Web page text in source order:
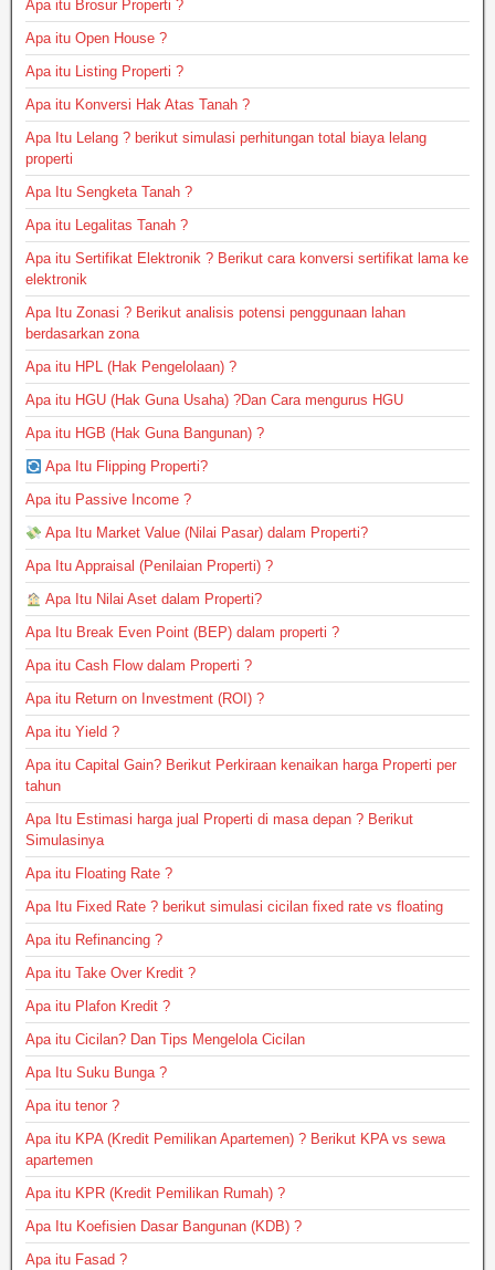
Apa itu Brosur Properti ?
Apa itu Open House ?
Apa itu Listing Properti ?
Apa itu Konversi Hak Atas Tanah ?
Apa Itu Lelang ? berikut simulasi perhitungan total biaya lelang
properti
Apa Itu Sengketa Tanah ?
Apa itu Legalitas Tanah ?
Apa itu Sertifikat Elektronik ? Berikut cara konversi sertifikat lama ke
elektronik
Apa Itu Zonasi ? Berikut analisis potensi penggunaan lahan
berdasarkan zona
Apa itu HPL (Hak Pengelolaan) ?
Apa itu HGU (Hak Guna Usaha) ?Dan Cara mengurus HGU
Apa itu HGB (Hak Guna Bangunan) ?
Apa Itu Flipping Properti?
Apa itu Passive Income ?
Apa Itu Market Value (Nilai Pasar) dalam Properti?
Apa Itu Appraisal (Penilaian Properti) ?
Apa Itu Nilai Aset dalam Properti?
Apa Itu Break Even Point (BEP) dalam properti ?
Apa itu Cash Flow dalam Properti ?
Apa itu Return on Investment (ROI) ?
Apa itu Yield ?
Apa itu Capital Gain? Berikut Perkiraan kenaikan harga Properti per
tahun
Apa Itu Estimasi harga jual Properti di masa depan ? Berikut
Simulasinya
Apa itu Floating Rate ?
Apa Itu Fixed Rate ? berikut simulasi cicilan fixed rate vs floating
Apa itu Refinancing ?
Apa itu Take Over Kredit ?
Apa itu Plafon Kredit ?
Apa itu Cicilan? Dan Tips Mengelola Cicilan
Apa Itu Suku Bunga ?
Apa itu tenor ?
Apa itu KPA (Kredit Pemilikan Apartemen) ? Berikut KPA vs sewa
apartemen
Apa itu KPR (Kredit Pemilikan Rumah) ?
Apa Itu Koefisien Dasar Bangunan (KDB) ?
Apa itu Fasad ?